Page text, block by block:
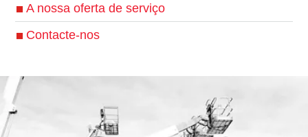
A nossa oferta de serviço
Contacte-nos